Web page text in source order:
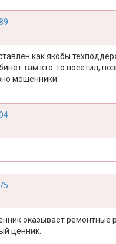
как якобы
там кто-то посетил,
мошенники.
оказывает ремонтные
ценник.